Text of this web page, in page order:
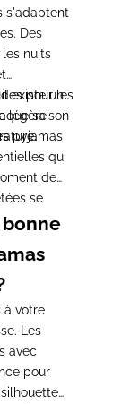
s'adaptent
Des
nuits
existe un
saison
pour les
légère
pyjamas
qui
de
se
à votre
Les
avec
pour